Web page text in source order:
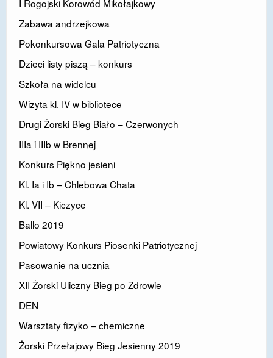
I Rogojski Korowód Mikołajkowy
Zabawa andrzejkowa
Pokonkursowa Gala Patriotyczna
Dzieci listy piszą – konkurs
Szkoła na widelcu
Wizyta kl. IV w bibliotece
Drugi Żorski Bieg Biało – Czerwonych
IIIa i IIIb w Brennej
Konkurs Piękno jesieni
Kl. Ia i Ib – Chlebowa Chata
Kl. VII – Kiczyce
Ballo 2019
Powiatowy Konkurs Piosenki Patriotycznej
Pasowanie na ucznia
XII Żorski Uliczny Bieg po Zdrowie
DEN
Warsztaty fizyko – chemiczne
Żorski Przełajowy Bieg Jesienny 2019